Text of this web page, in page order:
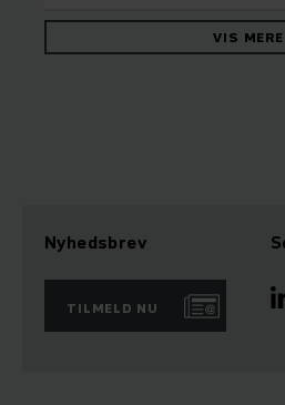
VIS MERE
Nyhedsbrev
TILMELD NU